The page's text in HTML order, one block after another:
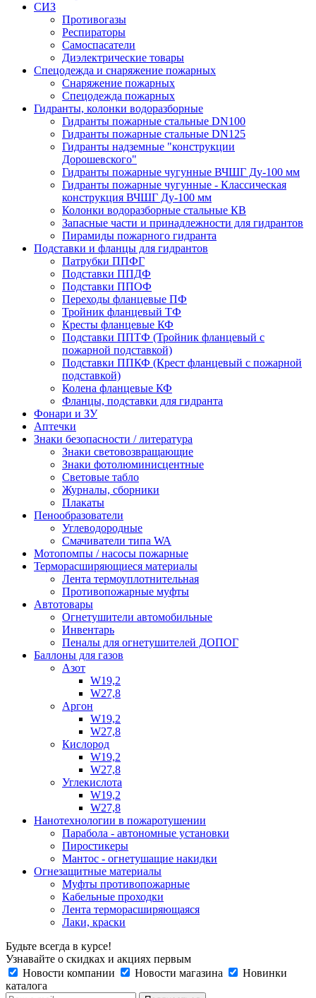
СИЗ
Противогазы
Респираторы
Самоспасатели
Диэлектрические товары
Спецодежда и снаряжение пожарных
Снаряжение пожарных
Спецодежда пожарных
Гидранты, колонки водоразборные
Гидранты пожарные стальные DN100
Гидранты пожарные стальные DN125
Гидранты надземные "конструкции
Дорошевского"
Гидранты пожарные чугунные ВЧШГ Ду-100 мм
Гидранты пожарные чугунные - Классическая
конструкция ВЧШГ Ду-100 мм
Колонки водоразборные стальные КВ
Запасные части и принадлежности для гидрантов
Пирамиды пожарного гидранта
Подставки и фланцы для гидрантов
Патрубки ППФГ
Подставки ППДФ
Подставки ППОФ
Переходы фланцевые ПФ
Тройник фланцевый ТФ
Кресты фланцевые КФ
Подставки ППТФ (Тройник фланцевый с
пожарной подставкой)
Подставки ППКФ (Крест фланцевый с пожарной
подставкой)
Колена фланцевые КФ
Фланцы, подставки для гидранта
Фонари и ЗУ
Аптечки
Знаки безопасности / литература
Знаки световозвращающие
Знаки фотолюминисцентные
Световые табло
Журналы, сборники
Плакаты
Пенообразователи
Углеводородные
Смачиватели типа WA
Мотопомпы / насосы пожарные
Терморасширяющиеся материалы
Лента термоуплотнительная
Противопожарные муфты
Автотовары
Огнетушители автомобильные
Инвентарь
Пеналы для огнетушителей ДОПОГ
Баллоны для газов
Азот
W19,2
W27,8
Аргон
W19,2
W27,8
Кислород
W19,2
W27,8
Углекислота
W19,2
W27,8
Нанотехнологии в пожаротушении
Парабола - автономные установки
Пиростикеры
Мантос - огнетушащие накидки
Огнезащитные материалы
Муфты противопожарные
Кабельные проходки
Лента терморасширяющаяся
Лаки, краски
Будьте всегда в курсе!
Узнавайте о скидках и акциях первым
Новости компании
Новости магазина
Новинки
каталога